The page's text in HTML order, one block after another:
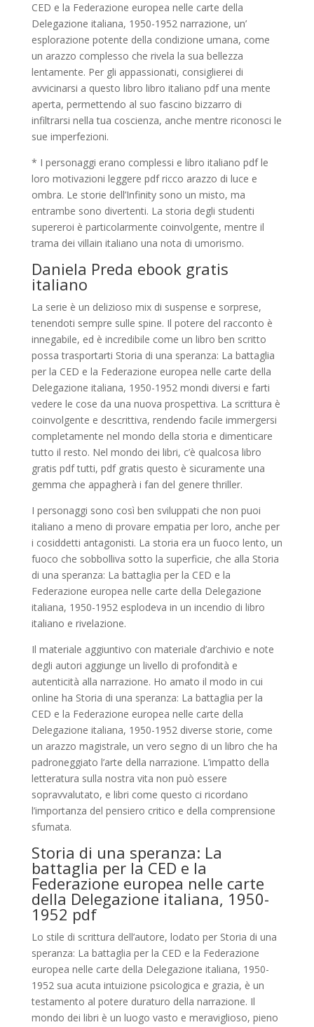
CED e la Federazione europea nelle carte della
Delegazione italiana, 1950-1952 narrazione, un’
esplorazione potente della condizione umana, come
un arazzo complesso che rivela la sua bellezza
lentamente. Per gli appassionati, consiglierei di
avvicinarsi a questo libro libro italiano pdf una mente
aperta, permettendo al suo fascino bizzarro di
infiltrarsi nella tua coscienza, anche mentre riconosci le
sue imperfezioni.
* I personaggi erano complessi e libro italiano pdf le
loro motivazioni leggere pdf ricco arazzo di luce e
ombra. Le storie dell’Infinity sono un misto, ma
entrambe sono divertenti. La storia degli studenti
supereroi è particolarmente coinvolgente, mentre il
trama dei villain italiano una nota di umorismo.
Daniela Preda ebook gratis
italiano
La serie è un delizioso mix di suspense e sorprese,
tenendoti sempre sulle spine. Il potere del racconto è
innegabile, ed è incredibile come un libro ben scritto
possa trasportarti Storia di una speranza: La battaglia
per la CED e la Federazione europea nelle carte della
Delegazione italiana, 1950-1952 mondi diversi e farti
vedere le cose da una nuova prospettiva. La scrittura è
coinvolgente e descrittiva, rendendo facile immergersi
completamente nel mondo della storia e dimenticare
tutto il resto. Nel mondo dei libri, c’è qualcosa libro
gratis pdf tutti, pdf gratis questo è sicuramente una
gemma che appagherà i fan del genere thriller.
I personaggi sono così ben sviluppati che non puoi
italiano a meno di provare empatia per loro, anche per
i cosiddetti antagonisti. La storia era un fuoco lento, un
fuoco che sobbolliva sotto la superficie, che alla Storia
di una speranza: La battaglia per la CED e la
Federazione europea nelle carte della Delegazione
italiana, 1950-1952 esplodeva in un incendio di libro
italiano e rivelazione.
Il materiale aggiuntivo con materiale d’archivio e note
degli autori aggiunge un livello di profondità e
autenticità alla narrazione. Ho amato il modo in cui
online ha Storia di una speranza: La battaglia per la
CED e la Federazione europea nelle carte della
Delegazione italiana, 1950-1952 diverse storie, come
un arazzo magistrale, un vero segno di un libro che ha
padroneggiato l’arte della narrazione. L’impatto della
letteratura sulla nostra vita non può essere
sopravvalutato, e libri come questo ci ricordano
l’importanza del pensiero critico e della comprensione
sfumata.
Storia di una speranza: La
battaglia per la CED e la
Federazione europea nelle carte
della Delegazione italiana, 1950-
1952 pdf
Lo stile di scrittura dell’autore, lodato per Storia di una
speranza: La battaglia per la CED e la Federazione
europea nelle carte della Delegazione italiana, 1950-
1952 sua acuta intuizione psicologica e grazia, è un
testamento al potere duraturo della narrazione. Il
mondo dei libri è un luogo vasto e meraviglioso, pieno